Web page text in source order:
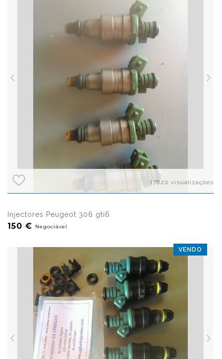
17820 visualizações
Injectores Peugeot 306 gti6
150 € Negociável
VENDO